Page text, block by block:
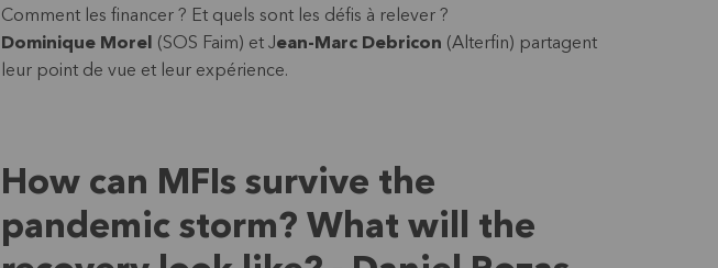
Comment les financer ? Et quels sont les défis à relever ?
Dominique Morel (SOS Faim) et Jean-Marc Debricon (Alterfin) partagent
leur point de vue et leur expérience.
How can MFIs survive the
pandemic storm? What will the